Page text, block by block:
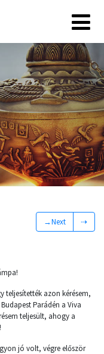
→Next ⇢
teljesítették azon kérésem,
Parádén a Viva
teljesült, ahogy a
jó volt, végre először